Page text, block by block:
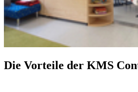
Die Vorteile der KMS